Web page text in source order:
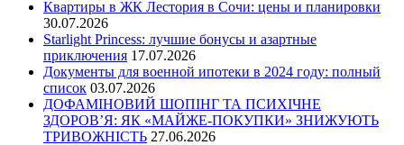
Квартиры в ЖК Лестория в Сочи: цены и планировки
30.07.2026
Starlight Princess: лучшие бонусы и азартные
приключения 17.07.2026
Документы для военной ипотеки в 2024 году: полный
список 03.07.2026
ДОФАМІНОВИЙ ШОПІНГ ТА ПСИХІЧНЕ
ЗДОРОВ’Я: ЯК «МАЙЖЕ-ПОКУПКИ» ЗНИЖУЮТЬ
ТРИВОЖНІСТЬ 27.06.2026